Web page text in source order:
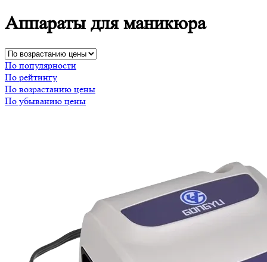
Аппараты для маникюра
По популярности
По рейтингу
По возрастанию цены
По убыванию цены